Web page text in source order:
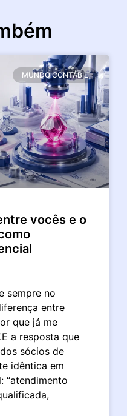
MUNDO CONTÁBIL
vocês e o
sempre no
entre
que já me
a resposta que
sócios de
idêntica em
“atendimento